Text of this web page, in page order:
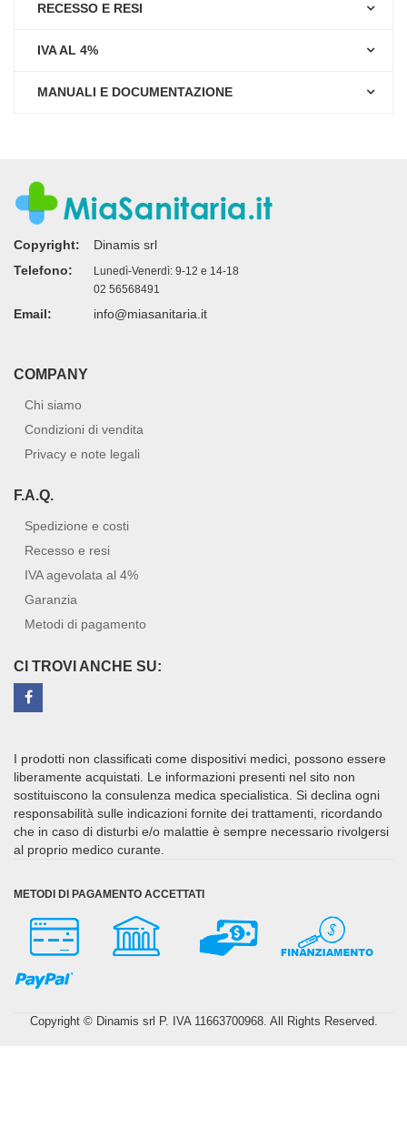
RECESSO E RESI
IVA AL 4%
MANUALI E DOCUMENTAZIONE
Copyright:
Dinamis srl
Telefono:
Lunedì-Venerdì: 9-12 e 14-18
02 56568491
Email: info@miasanitaria.it
COMPANY
Chi siamo
Condizioni di vendita
Privacy e note legali
F.A.Q.
Spedizione e costi
Recesso e resi
IVA agevolata al 4%
Garanzia
Metodi di pagamento
CI TROVI ANCHE SU:
I prodotti non classificati come dispositivi medici, possono essere
liberamente acquistati. Le informazioni presenti nel sito non
sostituiscono la consulenza medica specialistica. Si declina ogni
responsabilità sulle indicazioni fornite dei trattamenti, ricordando
che in caso di disturbi e/o malattie è sempre necessario rivolgersi
al proprio medico curante.
METODI DI PAGAMENTO ACCETTATI
Copyright © Dinamis srl P. IVA 11663700968. All Rights Reserved.